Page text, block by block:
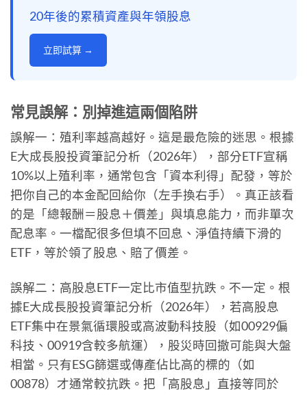
20年後的累積資產與年領股息
立即試算 →
常見誤解：別掉進這兩個陷阱
誤解一：殖利率越高越好。這是最危險的迷思。根據
E大成長股投資筆記分析（2026年），部分ETF宣稱
10%以上殖利率，通常包含「資本利得」配發，等於
把你自己的本金配回給你（左手換右手）。真正該看
的是「總報酬＝股息＋價差」與填息能力，而非單次
配息率。一檔配很多但填不回息、淨值持續下滑的
ETF，等於領了股息、賠了價差。
誤解二：高股息ETF一定比市值型抗跌。不一定。根
據E大成長股投資筆記分析（2026年），若高股息
ETF集中在景氣循環股或高波動科技股（如00929偏
科技、00919含較多航運），股災時回撤可能與大盤
相當。只有ESG篩選或傳產佔比高的標的（如
00878）才通常較抗跌。把「高股息」直接等同於